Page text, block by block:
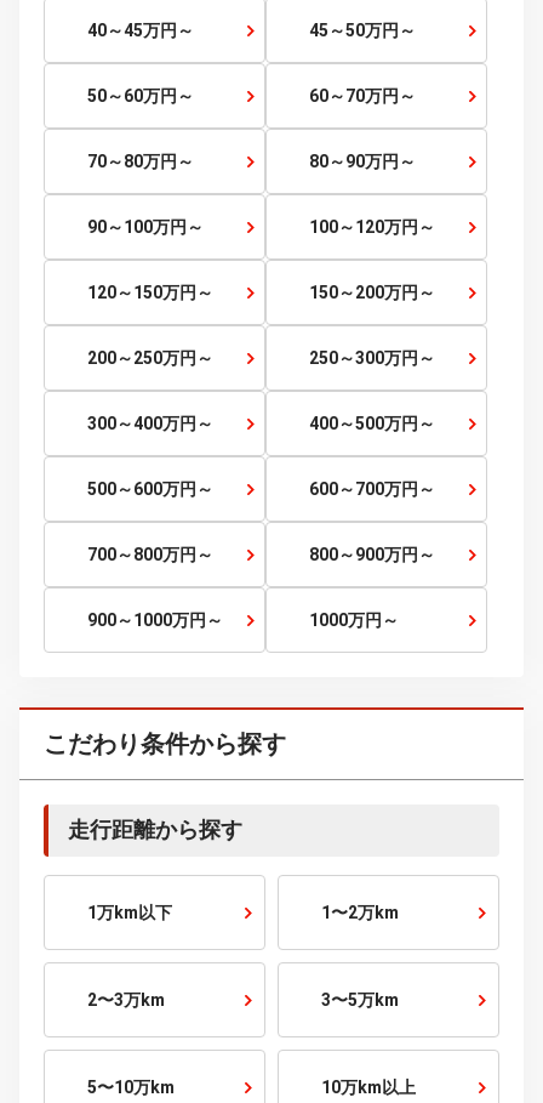
～5万円 5～10万円～
10～15万円～ 15～20万円～
20～25万円～ 25～30万円～
30～35万円～ 35～40万円～
40～45万円～ 45～50万円～
50～60万円～ 60～70万円～
70～80万円～ 80～90万円～
90～100万円～ 100～120 万円～
200～250万円～
300～400万円～
700～800万円～ 800～900万円～